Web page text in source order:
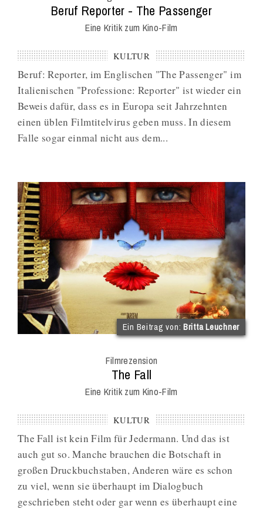
:
Beruf Reporter - The Passenger
Eine Kritik zum Kino-Film
KULTUR
Beruf: Reporter, im Englischen "The Passenger" im
Italienischen "Professione: Reporter" ist wieder ein
Beweis dafür, dass es in Europa seit Jahrzehnten
einen üblen Filmtitelvirus geben muss. In diesem
Falle sogar einmal nicht aus dem...
Ein Beitrag von:Britta Leuchner
Filmrezension
:
The Fall
Eine Kritik zum Kino-Film
KULTUR
The Fall ist kein Film für Jedermann. Und das ist
auch gut so. Manche brauchen die Botschaft in
großen Druckbuchstaben, Anderen wäre es schon
zu viel, wenn sie überhaupt im Dialogbuch
geschrieben steht oder gar wenn es überhaupt eine